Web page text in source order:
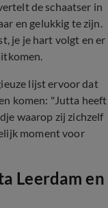
de schaatser in
en gelukkig te zijn.
je je hart volgt en er
lijst ervoor dat
komen: "Jutta heeft
waarop zij zichzelf
moment voor
Leerdam en